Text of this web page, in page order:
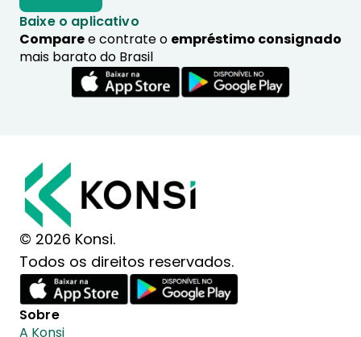
Baixe o aplicativo
Comparee contrate o empréstimo consignado
mais barato do Brasil
© 2026 Konsi.
Todos os direitos reservados.
Sobre
A Konsi